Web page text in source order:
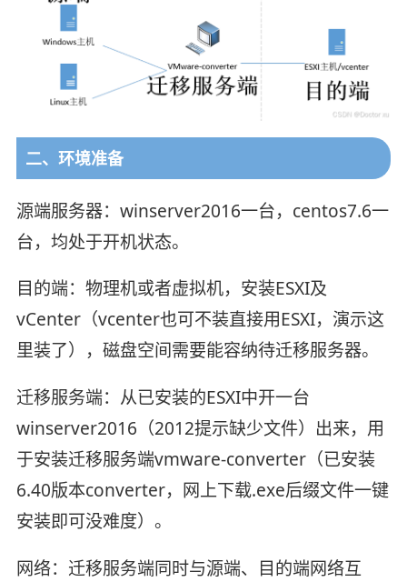
二、环境准备
源端服务器：winserver2016一台，centos7.6一
台，均处于开机状态。
目的端：物理机或者虚拟机，安装ESXI及
vCenter（vcenter也可不装直接用ESXI，演示这
里装了），磁盘空间需要能容纳待迁移服务器。
迁移服务端：从已安装的ESXI中开一台
winserver2016（2012提示缺少文件）出来，用
于安装迁移服务端vmware-converter（已安装
6.40版本converter，网上下载.exe后缀文件一键
安装即可没难度）。
网络：迁移服务端同时与源端、目的端网络互